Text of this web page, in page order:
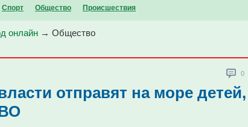
Спорт Общество Проиcшествия
онлайн → Общество
0
отправят на море